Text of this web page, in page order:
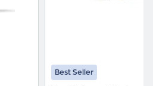
Best Seller